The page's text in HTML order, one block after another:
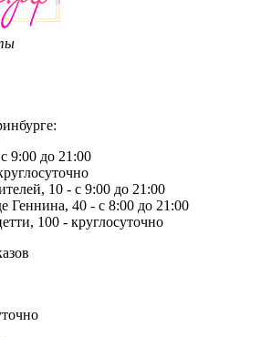
с 9:00 до 21:00
10 - с 9:00 до 21:00
Геннина, 40 - с 8:00 до 21:00
100 - круглосуточно